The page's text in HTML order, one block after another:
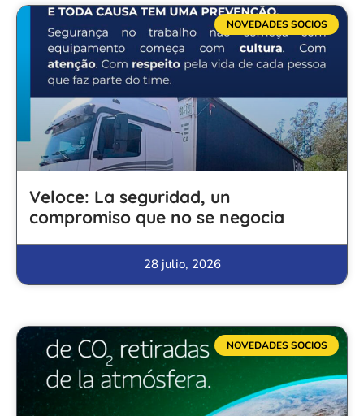
NOVEDADES SOCIOS
Veloce: La seguridad, un
compromiso que no se negocia
28 julio, 2026
NOVEDADES SOCIOS